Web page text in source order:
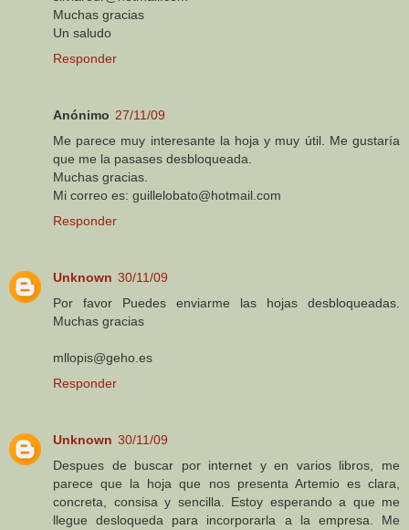
Muchas gracias
Un saludo
Responder
Anónimo 27/11/09
Me parece muy interesante la hoja y muy útil. Me gustaría
que me la pasases desbloqueada.
Muchas gracias.
Mi correo es: guillelobato@hotmail.com
Responder
Unknown 30/11/09
Por favor Puedes enviarme las hojas desbloqueadas.
Muchas gracias
mllopis@geho.es
Responder
Unknown 30/11/09
Despues de buscar por internet y en varios libros, me
parece que la hoja que nos presenta Artemio es clara,
concreta, consisa y sencilla. Estoy esperando a que me
llegue desloqueda para incorporarla a la empresa. Me